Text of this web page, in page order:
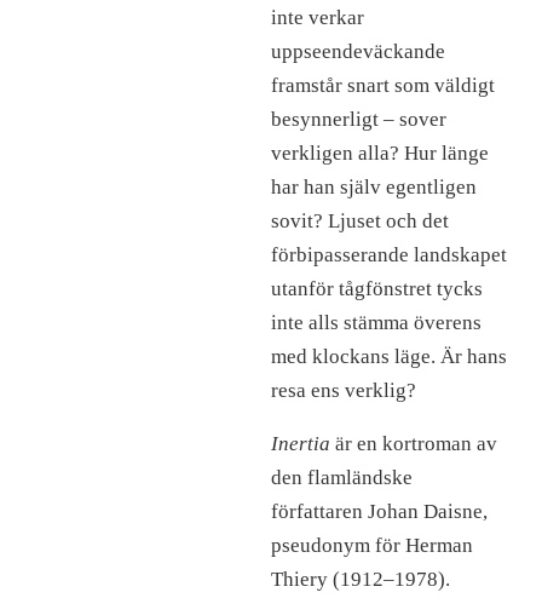
inte verkar
uppseendeväckande
framstår snart som väldigt
besynnerligt – sover
verkligen alla? Hur länge
har han själv egentligen
sovit? Ljuset och det
förbipasserande landskapet
utanför tågfönstret tycks
inte alls stämma överens
med klockans läge. Är hans
resa ens verklig?
Inertia är en kortroman av
den flamländske
författaren Johan Daisne,
pseudonym för Herman
Thiery (1912–1978).